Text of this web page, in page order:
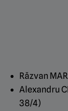
Răzvan
Alexandru
38/4)